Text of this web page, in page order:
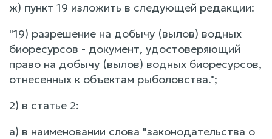
ж) пункт 19 изложить в следующей редакции:
"19) разрешение на добычу (вылов) водных
биоресурсов - документ, удостоверяющий
право на добычу (вылов) водных биоресурсов,
отнесенных к объектам рыболовства.";
2) в статье 2:
а) в наименовании слова "законодательства о